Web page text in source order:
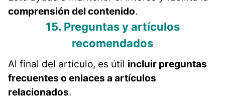
comprensión del contenido.
15. Preguntas y artículos
recomendados
Al final del artículo, es útil incluir preguntas
frecuentes o enlaces a artículos
relacionados.